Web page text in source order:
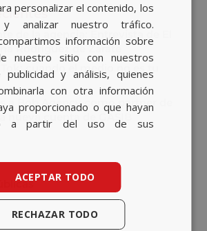
de la agencia: Entrevista de El
Rodríguez de Zárate
cuando el medio no es tu
a Bob Agency como partner de
nueva cuenta de GASIB
personalizar el contenido, los
y analizar nuestro tráfico.
información sobre
nuestro sitio con nuestros
y análisis, quienes
con otra información
proporcionado o que hayan
a partir del uso de sus
ACEPTAR TODO
RECHAZAR TODO